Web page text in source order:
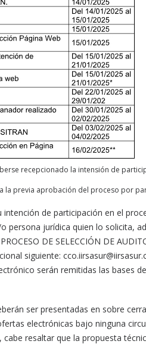
recepcionado la intensión de
previa aprobación del proceso por
de participación en el
persona jurídica quien lo solicita,
DE SELECCIÓN DE
siguiente:
serán remitidas las bases
ser presentadas en sobre
electrónicas bajo ninguna
resaltar que la propuesta